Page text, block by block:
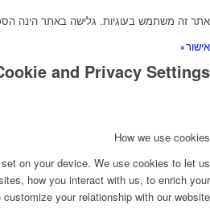
אתר זה משתמש בעוגיות. גלישה באתר הינה
אישור×
and Privacy Settings
How we use cookies
on your device. We use cookies to let us
how you interact with us, to enrich your
your relationship with our website.